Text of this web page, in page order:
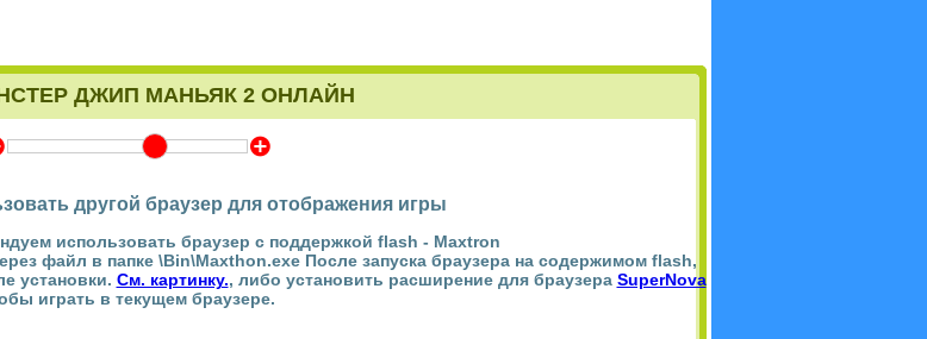
ДЖИП МАНЬЯК 2 ОНЛАЙН
Z
другой браузер для отображения игры
использовать браузер с поддержкой flash - Maxtron
файл в папке \Bin\Maxthon.exe После запуска браузера на содержимом flash,
установки. См. картинку., либо установить расширение для браузера SuperNova
играть в текущем браузере.